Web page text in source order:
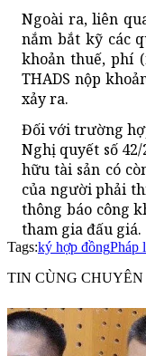
Ngoài ra, liên
nắm bắt kỹ các
khoản thuế, phí
THADS nộp
xảy ra.
Đối với trường
Nghị quyết số
hữu tài sản có
của người phải
thông báo công
tham gia đấu giá.
Tags:ký hợp đồngPháp
TIN CÙNG CHUYÊN